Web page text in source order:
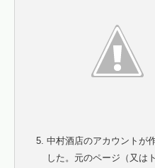
中村酒店のアカウントが
した。元のページ（又は